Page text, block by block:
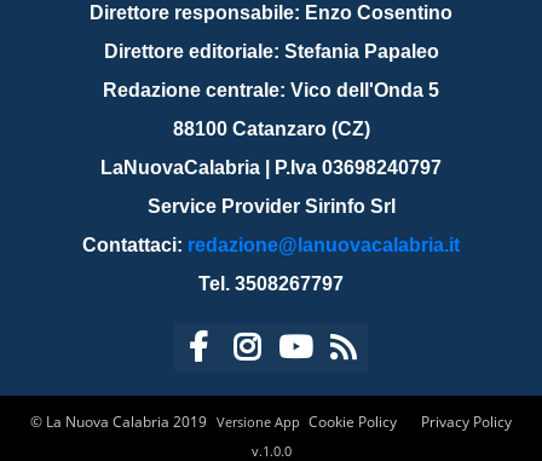
Direttore responsabile: Enzo Cosentino
Direttore editoriale: Stefania Papaleo
Redazione centrale: Vico dell'Onda 5
88100 Catanzaro (CZ)
LaNuovaCalabria | P.Iva 03698240797
Service Provider Sirinfo Srl
Contattaci: redazione@lanuovacalabria.it
Tel. 3508267797
© La Nuova Calabria 2019 Cookie Policy Privacy Policy
Versione App
v.1.0.0